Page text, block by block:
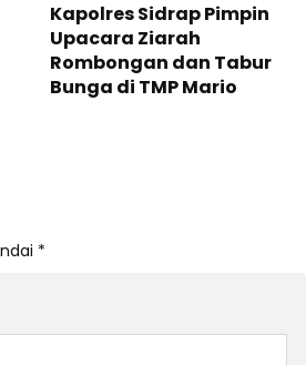
Kapolres Sidrap Pimpin
Upacara Ziarah
Rombongan dan Tabur
Bunga di TMP Mario
*